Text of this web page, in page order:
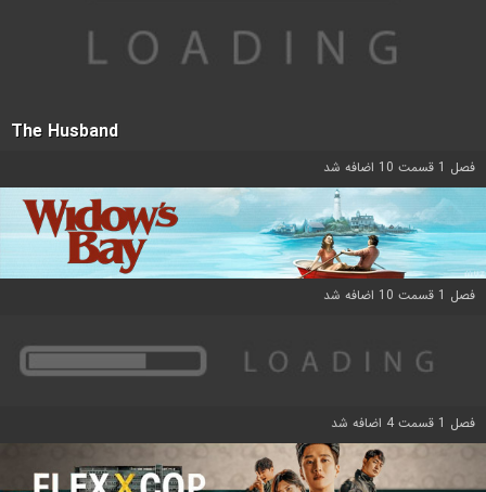
The Husband
فصل 1 قسمت 10 اضافه شد
فصل 1 قسمت 10 اضافه شد
فصل 1 قسمت 4 اضافه شد